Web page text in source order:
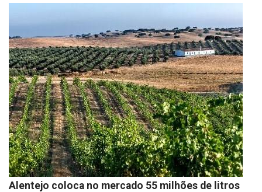
Alentejo coloca no mercado 55 milhões de litros